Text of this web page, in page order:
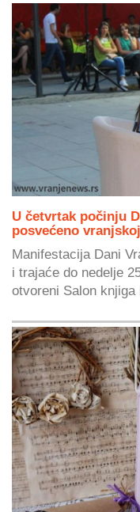
U četvrtak počinju
posvećeno
Manifestacija Dani
i trajaće do nedelje
otvoreni Salon